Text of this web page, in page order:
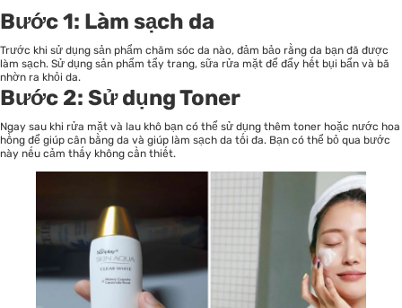
Bước 1: Làm sạch da
Trước khi sử dụng sản phẩm chăm sóc da nào, đảm bảo rằng da bạn đã được
làm sạch. Sử dụng sản phẩm tẩy trang, sữa rửa mặt để đẩy hết bụi bẩn và bã
nhờn ra khỏi da.
Bước 2: Sử dụng Toner
Ngay sau khi rửa mặt và lau khô bạn có thể sử dụng thêm toner hoặc nước hoa
hồng để giúp cân bằng da và giúp làm sạch da tối đa. Bạn có thể bỏ qua bước
này nếu cảm thấy không cần thiết.